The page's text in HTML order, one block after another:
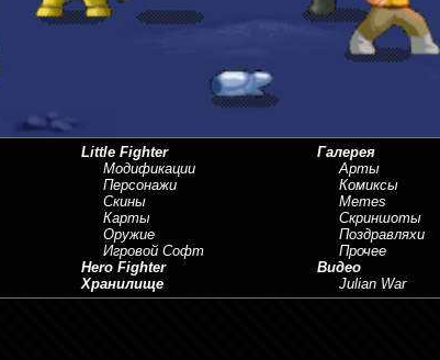
Little Fighter
Модификации
Персонажи
Скины
Карты
Оружие
Игровой Софт
Hero Fighter
Хранилище
Галерея
Арты
Комиксы
Memes
Скриншоты
Поздравляхи
Прочее
Видео
Julian War